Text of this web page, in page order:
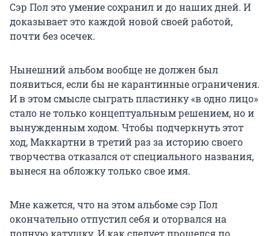
Сэр Пол это умение сохранил и до наших дней. И
доказывает это каждой новой своей работой,
почти без осечек.
Нынешний альбом вообще не должен был
появиться, если бы не карантинные ограничения.
И в этом смысле сыграть пластинку «в одно лицо»
стало не только концептуальным решением, но и
вынужденным ходом. Чтобы подчеркнуть этот
ход, Маккартни в третий раз за историю своего
творчества отказался от специального названия,
вынеся на обложку только свое имя.
Мне кажется, что на этом альбоме сэр Пол
окончательно отпустил себя и оторвался на
полную катушку. И как следует прошелся по